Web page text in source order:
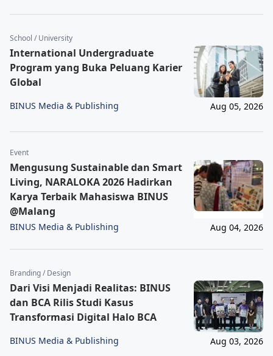
School / University
International Undergraduate
Program yang Buka Peluang Karier
Global
BINUS Media & Publishing Aug 05, 2026
Event
Mengusung Sustainable dan Smart
Living, NARALOKA 2026 Hadirkan
Karya Terbaik Mahasiswa BINUS
@Malang
BINUS Media & Publishing Aug 04, 2026
Branding / Design
Dari Visi Menjadi Realitas: BINUS
dan BCA Rilis Studi Kasus
Transformasi Digital Halo BCA
BINUS Media & Publishing Aug 03, 2026